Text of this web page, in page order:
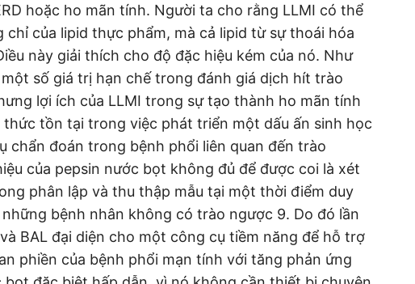
hoặc ho mãn tính. Người ta cho rằng LLMI có thể
của lipid thực phẩm, mà cả lipid từ sự thoái hóa
này giải thích cho độ đặc hiệu kém của nó. Như
số giá trị hạn chế trong đánh giá dịch hít trào
lợi ích của LLMI trong sự tạo thành ho mãn tính
tồn tại trong việc phát triển một dấu ấn sinh học
chẩn đoán trong bệnh phổi liên quan đến trào
của pepsin nước bọt không đủ để được coi là xét
phân lập và thu thập mẫu tại một thời điểm duy
bệnh nhân không có trào ngược 9. Do đó lần
BAL đại diện cho một công cụ tiềm năng để hỗ trợ
phiền của bệnh phổi mạn tính với tăng phản ứng